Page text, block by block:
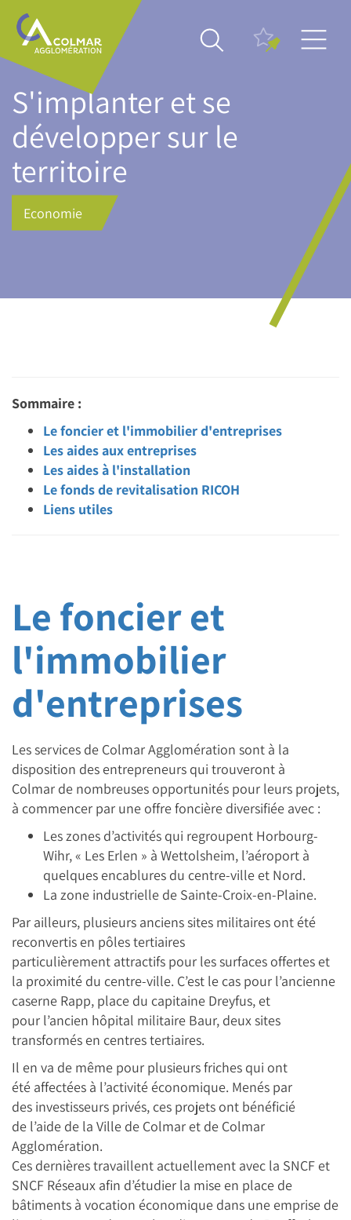
Skip
main
content
Main
navigation
S'implanter et se
développer sur le
territoire
Economie
Sommaire :
Le foncier et l'immobilier d'entreprises
Les aides aux entreprises
Les aides à l'installation
Le fonds de revitalisation RICOH
Liens utiles
Le foncier et
l'immobilier
d'entreprises
Les services de Colmar Agglomération sont à la
disposition des entrepreneurs qui trouveront à
Colmar de nombreuses opportunités pour leurs projets,
à commencer par une offre foncière diversifiée avec :
Les zones d’activités qui regroupent Horbourg-
Wihr, « Les Erlen » à Wettolsheim, l’aéroport à
quelques encablures du centre-ville et Nord.
La zone industrielle de Sainte-Croix-en-Plaine.
Par ailleurs, plusieurs anciens sites militaires ont été
reconvertis en pôles tertiaires
particulièrement attractifs pour les surfaces offertes et
la proximité du centre-ville. C’est le cas pour l’ancienne
caserne Rapp, place du capitaine Dreyfus, et
pour l’ancien hôpital militaire Baur, deux sites
transformés en centres tertiaires.
Il en va de même pour plusieurs friches qui ont
été affectées à l’activité économique. Menés par
des investisseurs privés, ces projets ont bénéficié
de l’aide de la Ville de Colmar et de Colmar
Agglomération.
Ces dernières travaillent actuellement avec la SNCF et
SNCF Réseaux afin d’étudier la mise en place de
bâtiments à vocation économique dans une emprise de